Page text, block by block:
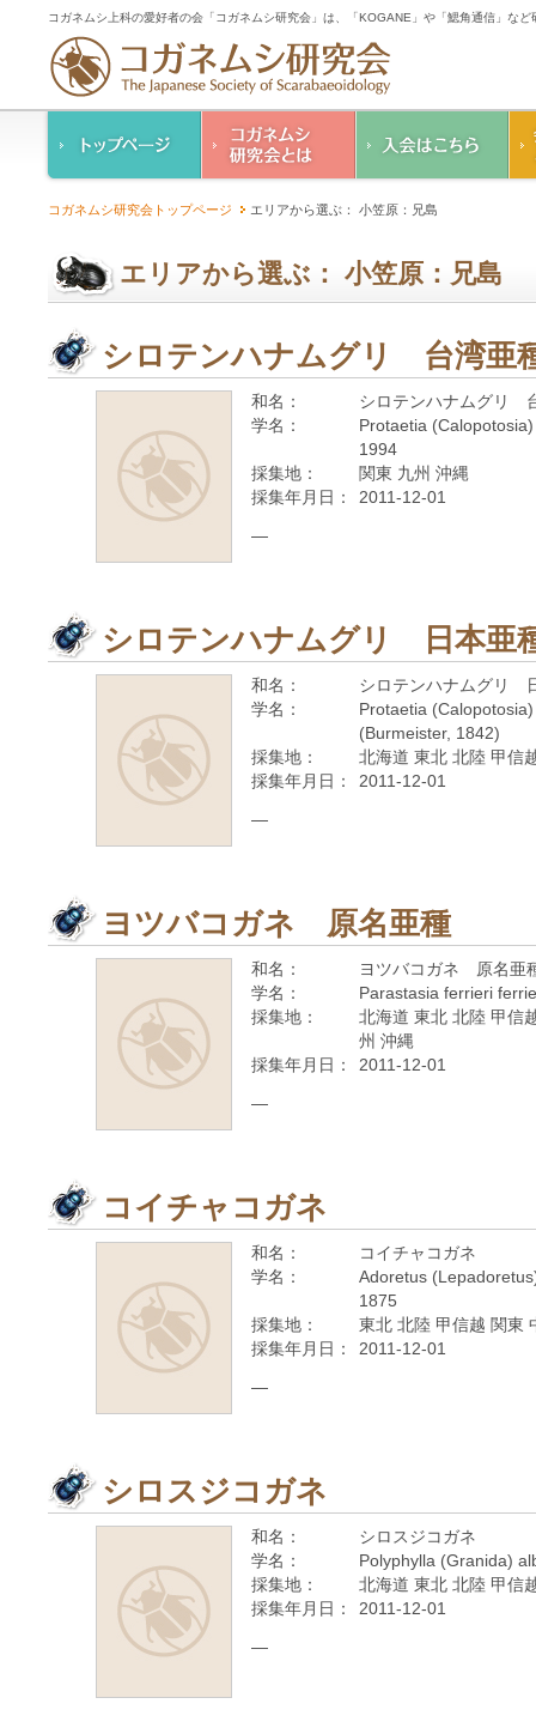
コガネムシ上科の愛好者の会「コガネムシ研究会」は、「KOGANE」や「鰓角通信」な
ご案内
幹事紹介
コガネムシ研究会トップページ エリアから選ぶ： 小笠原：兄島
エリアから選ぶ： 小笠原：兄島
シロテンハナムグリ 台湾亜
和名：
シロテンハナムグリ
学名：
Protaetia
1994
採集地：
関東 九州 沖縄
採集年月日：
2011-12-01
—
シロテンハナムグリ 日本亜
和名：
シロテンハナムグリ
学名：
Protaetia
(Burmeister, 1842)
採集地：
北海道 東北 北陸 甲信
採集年月日：
2011-12-01
—
ヨツバコガネ 原名亜種
和名：
ヨツバコガネ 原名亜
学名：
Parastasia ferrieri
採集地：
北海道 東北 北陸 甲信
州 沖縄
採集年月日：
2011-12-01
—
コイチャコガネ
和名：
コイチャコガネ
学名：
Adoretus
1875
採集地：
東北 北陸 甲信越 関東
採集年月日：
2011-12-01
—
シロスジコガネ
和名：
シロスジコガネ
学名：
Polyphylla (Granida)
採集地：
北海道 東北 北陸 甲信
採集年月日：
2011-12-01
—